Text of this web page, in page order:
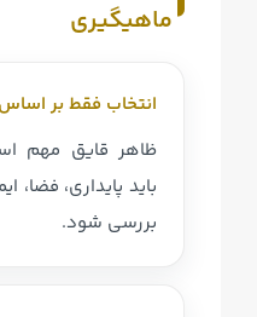
ماهیگیری
انتخاب فقط بر
ظاهر قایق مهم
باید پایداری،
بررسی شود.